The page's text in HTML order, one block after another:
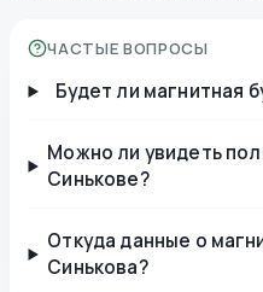
ЧАСТЫЕ ВОПРОСЫ
Будет ли магнитная
Можно ли увидеть
Синькове?
Откуда данные о
Синькова?